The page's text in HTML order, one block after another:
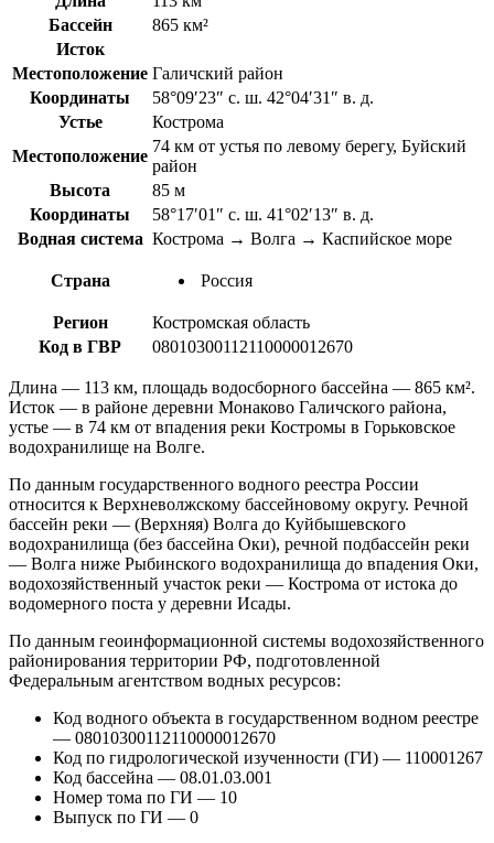
Бассейн
865 км²
Исток
Местоположение Галичский район
Координаты
58°09′23″ с. ш. 42°04′31″ в. д.
Устье
Кострома
Местоположение
74 км от устья по левому берегу, Буйский
район
Высота
85 м
Координаты
58°17′01″ с. ш. 41°02′13″ в. д.
Водная система Кострома → Волга → Каспийское море
Страна Россия
Регион
Костромская область
Код в ГВР
08010300112110000012670
Длина — 113 км, площадь водосборного бассейна — 865 км².
Исток — в районе деревни Монаково Галичского района,
устье — в 74 км от впадения реки Костромы в Горьковское
водохранилище на Волге.
По данным государственного водного реестра России
относится к Верхневолжскому бассейновому округу. Речной
бассейн реки — (Верхняя) Волга до Куйбышевского
водохранилища (без бассейна Оки), речной подбассейн реки
— Волга ниже Рыбинского водохранилища до впадения Оки,
водохозяйственный участок реки — Кострома от истока до
водомерного поста у деревни Исады.
По данным геоинформационной системы водохозяйственного
районирования территории РФ, подготовленной
Федеральным агентством водных ресурсов:
Код водного объекта в государственном водном реестре
— 08010300112110000012670
Код по гидрологической изученности (ГИ) — 110001267
Код бассейна — 08.01.03.001
Номер тома по ГИ — 10
Выпуск по ГИ — 0